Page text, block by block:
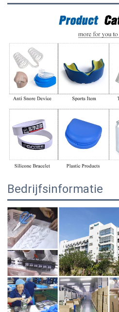
Bedrijfsinformatie